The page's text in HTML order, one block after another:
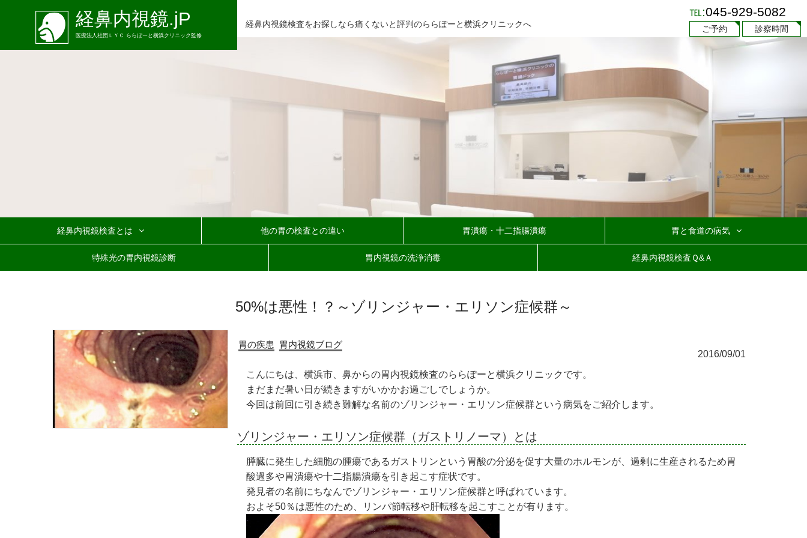
経鼻内視鏡.jP
医療法人社団ＬＹＣ ららぽーと横浜クリニック監修
経鼻内視鏡検査をお探しなら痛くないと評判のららぽーと横浜クリニックへ
℡:045-929-5082
ご予約 診察時間
経鼻内視鏡検査とは
辛くない内視鏡検査
経鼻内視鏡検査の流れ
他の胃の検査との違い 胃潰瘍・十二指腸潰瘍 胃と食道の病気
ピロリ菌
急性胃炎・慢性胃炎
胃ポリープ
逆流性食道炎
機能性胃腸症
他の胃と食道の病気
特殊光の胃内視鏡診断 胃内視鏡の洗浄消毒 経鼻内視鏡検査Ｑ&Ａ
50%は悪性！？～ゾリンジャー・エリソン症候群～
胃の疾患 胃内視鏡ブログ
2016/09/01
こんにちは、横浜市、鼻からの胃内視鏡検査のららぽーと横浜クリニックです。
まだまだ暑い日が続きますがいかかお過ごしでしょうか。
今回は前回に引き続き難解な名前のゾリンジャー・エリソン症候群という病気をご紹介します。
ゾリンジャー・エリソン症候群（ガストリノーマ）とは
膵臓に発生した細胞の腫瘍であるガストリンという胃酸の分泌を促す大量のホルモンが、過剰に生産されるため胃
酸過多や胃潰瘍や十二指腸潰瘍を引き起こす症状です。
発見者の名前にちなんでゾリンジャー・エリソン症候群と呼ばれています。
およそ50％は悪性のため、リンパ節転移や肝転移を起こすことが有ります。